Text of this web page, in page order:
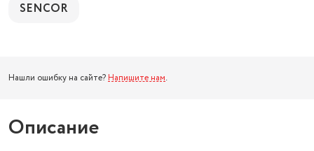
SENCOR
Нашли ошибку на сайте? Напишите нам.
Описание